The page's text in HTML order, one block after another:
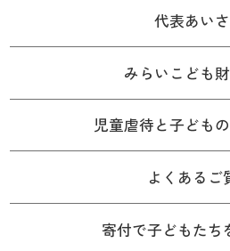
代表あい
みらいこども
児童虐待と子ども
よくあるご
寄付で子どもたち